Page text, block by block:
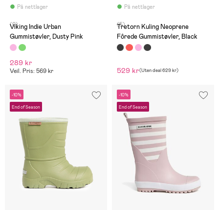
På nettlager
(0)
Viking Indie Urban
Gummistøvler, Dusty Pink
289 kr
Veil. Pris: 569 kr
På nettlager
(5)
Tretorn Kuling Neoprene
Fôrede Gummistøvler, Black
529 kr(Uten deal629 kr)
-10%
End of Season
-10%
End of Season